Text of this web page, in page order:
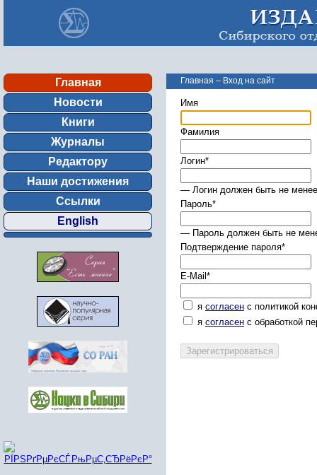
Главная
Новости
Книги
Журналы
Редактору
Наши достижения
Ссылки
English
Главная – Вход на сайт
Имя
Фамилия
Логин*
— Логин должен быть не
Пароль*
— Пароль должен быть не
Подтверждение пароля*
E-Mail *
я согласен с политикой
я согласен с обработкой